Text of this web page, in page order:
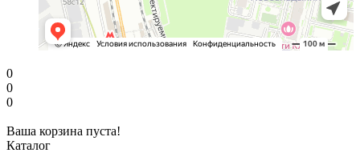
0
0
0
Ваша корзина пуста!
Каталог